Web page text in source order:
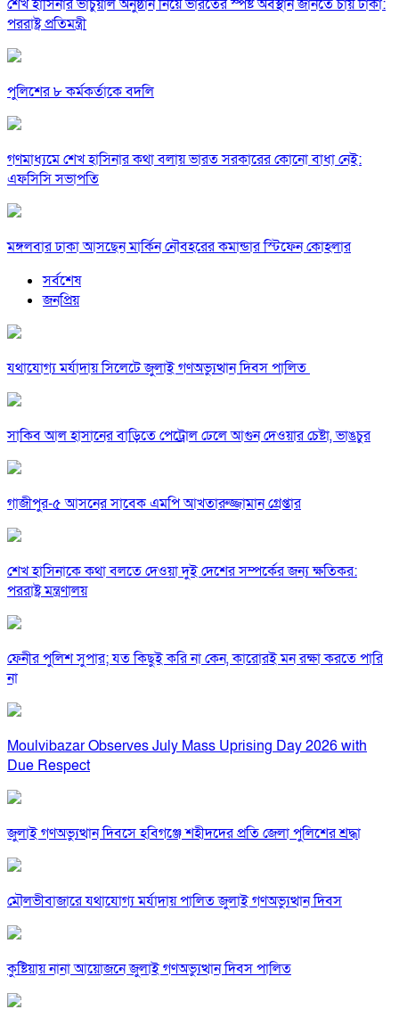
শেখ হাসিনার ভার্চুয়াল অনুষ্ঠান নিয়ে ভারতের স্পষ্ট অবস্থান জানতে চায় ঢাকা:
পররাষ্ট্র প্রতিমন্ত্রী
পুলিশের ৮ কর্মকর্তাকে বদলি
গণমাধ্যমে শেখ হাসিনার কথা বলায় ভারত সরকারের কোনো বাধা নেই:
এফসিসি সভাপতি
মঙ্গলবার ঢাকা আসছেন মার্কিন নৌবহরের কমান্ডার স্টিফেন কোহলার
সর্বশেষ
জনপ্রিয়
যথাযোগ্য মর্যাদায় সিলেটে জুলাই গণঅভ্যুত্থান দিবস পালিত
সাকিব আল হাসানের বাড়িতে পেট্রোল ঢেলে আগুন দেওয়ার চেষ্টা, ভাঙচুর
গাজীপুর-৫ আসনের সাবেক এমপি আখতারুজ্জামান গ্রেপ্তার
শেখ হাসিনাকে কথা বলতে দেওয়া দুই দেশের সম্পর্কের জন্য ক্ষতিকর:
পররাষ্ট্র মন্ত্রণালয়
ফেনীর পুলিশ সুপার; যত কিছুই করি না কেন, কারোরই মন রক্ষা করতে পারি
না
Moulvibazar Observes July Mass Uprising Day 2026 with
Due Respect
জুলাই গণঅভ্যুত্থান দিবসে হবিগঞ্জে শহীদদের প্রতি জেলা পুলিশের শ্রদ্ধা
মৌলভীবাজারে যথাযোগ্য মর্যাদায় পালিত জুলাই গণঅভ্যুত্থান দিবস
কুষ্টিয়ায় নানা আয়োজনে জুলাই গণঅভ্যুত্থান দিবস পালিত